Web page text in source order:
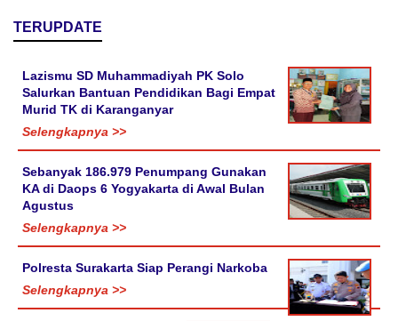
TERUPDATE
Lazismu SD Muhammadiyah PK Solo
Salurkan Bantuan Pendidikan Bagi Empat
Murid TK di Karanganyar
Selengkapnya >>
Sebanyak 186.979 Penumpang Gunakan
KA di Daops 6 Yogyakarta di Awal Bulan
Agustus
Selengkapnya >>
Polresta Surakarta Siap Perangi Narkoba
Selengkapnya >>